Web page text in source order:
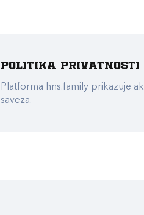
Politika privatnosti
Platforma hns.family prikazuje
saveza.